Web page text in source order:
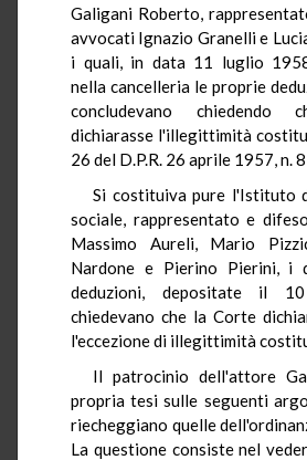
Galigani Roberto,
avvocati Ignazio Granelli e
i quali, in data 11 luglio
nella cancelleria le proprie
concludevano
dichiarasse l'illegittimità
26 del D.P.R. 26 aprile 1957, n.
Si costituiva pure l'Istituto
sociale, rappresentato e
Massimo Aureli, Mario
Nardone e Pierino Pierini, i
deduzioni, depositate il
chiedevano che la Corte
l'eccezione di illegittimità
Il patrocinio dell'attore
propria tesi sulle seguenti
riecheggiano quelle
La questione consiste nel